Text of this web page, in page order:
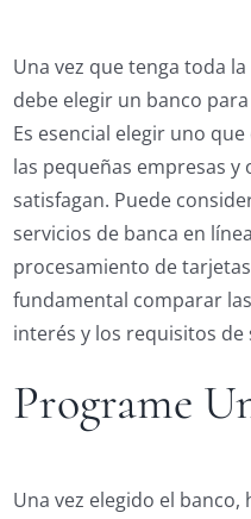
Una vez que tenga toda
debe elegir un banco
Es esencial elegir uno
las pequeñas empresas y
satisfagan. Puede
servicios de banca en
procesamiento de
fundamental comparar
interés y los requisitos de
Programe
Una vez elegido el